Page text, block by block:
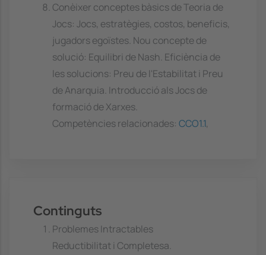
Conèixer conceptes bàsics de Teoria de
Jocs: Jocs, estratègies, costos, beneficis,
jugadors egoïstes. Nou concepte de
solució: Equilibri de Nash. Eficiència de
les solucions: Preu de l'Estabilitat i Preu
de Anarquia. Introducció als Jocs de
formació de Xarxes.
Competències relacionades: CCO1.1,
Continguts
Problemes Intractables
Reductibilitat i Completesa.